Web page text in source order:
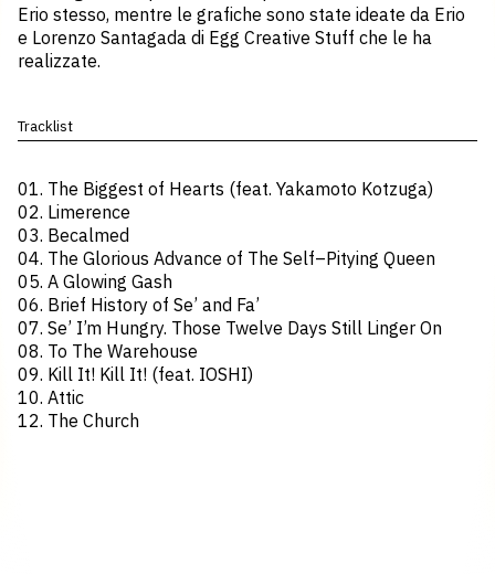
Erio stesso, mentre le grafiche sono state ideate da Erio
e Lorenzo Santagada di Egg Creative Stuff che le ha
realizzate.
Tracklist
01. The Biggest of Hearts (feat. Yakamoto Kotzuga)
02. Limerence
03. Becalmed
04. The Glorious Advance of The Self–Pitying Queen
05. A Glowing Gash
06. Brief History of Se’ and Fa’
07. Se’ I’m Hungry. Those Twelve Days Still Linger On
08. To The Warehouse
09. Kill It! Kill It! (feat. IOSHI)
10. Attic
12. The Church